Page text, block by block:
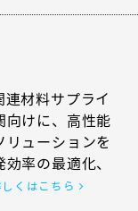
材料サプライ
向けに、高性能
リューションを
率の最適化、
しくはこちら